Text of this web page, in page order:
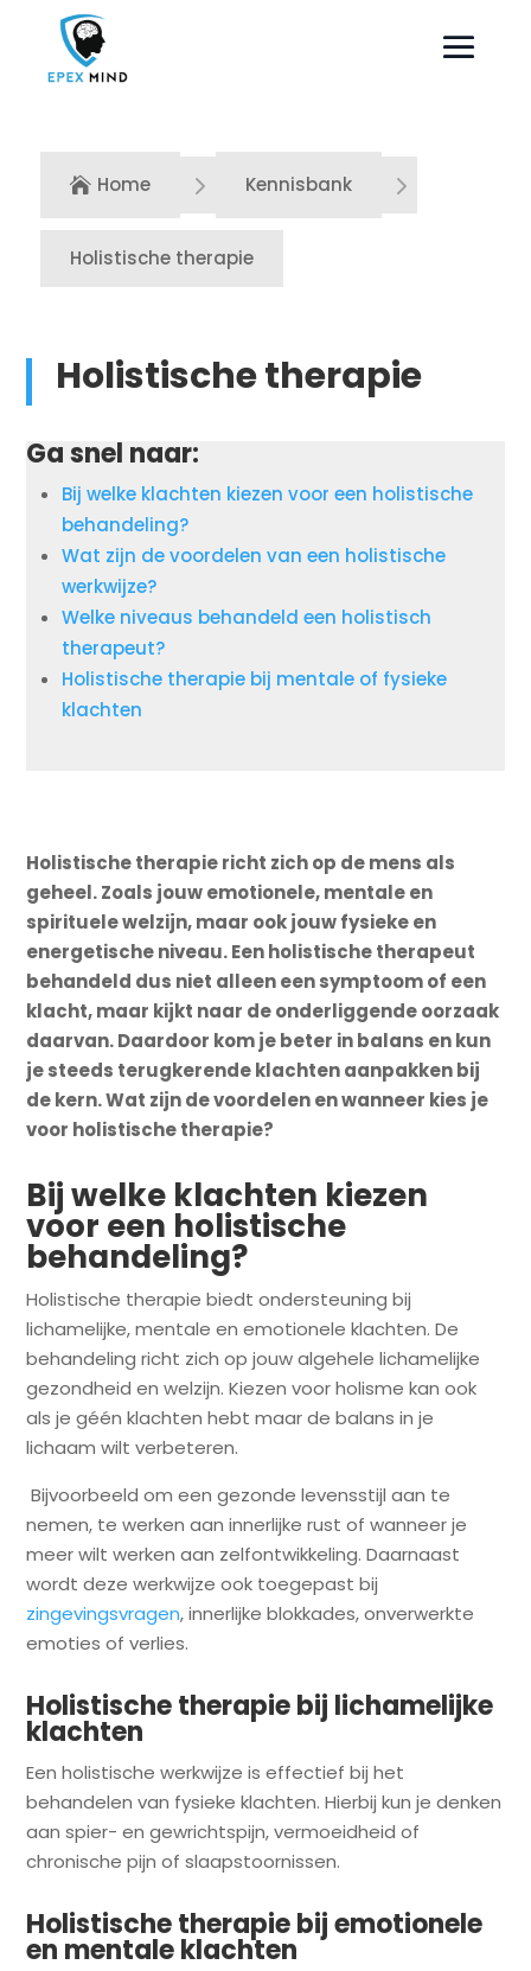
 Home 5 Kennisbank 5
Holistische therapie
Holistische therapie
Ga snel naar:
Bij welke klachten kiezen voor een holistische
behandeling?
Wat zijn de voordelen van een holistische
werkwijze?
Welke niveaus behandeld een holistisch
therapeut?
Holistische therapie bij mentale of fysieke
klachten
Holistische therapie richt zich op de mens als
geheel. Zoals jouw emotionele, mentale en
spirituele welzijn, maar ook jouw fysieke en
energetische niveau. Een holistische therapeut
behandeld dus niet alleen een symptoom of een
klacht, maar kijkt naar de onderliggende oorzaak
daarvan. Daardoor kom je beter in balans en kun
je steeds terugkerende klachten aanpakken bij
de kern. Wat zijn de voordelen en wanneer kies je
voor holistische therapie?
Bij welke klachten kiezen
voor een holistische
behandeling?
Holistische therapie biedt ondersteuning bij
lichamelijke, mentale en emotionele klachten. De
behandeling richt zich op jouw algehele lichamelijke
gezondheid en welzijn. Kiezen voor holisme kan ook
als je géén klachten hebt maar de balans in je
lichaam wilt verbeteren.
Bijvoorbeeld om een gezonde levensstijl aan te
nemen, te werken aan innerlijke rust of wanneer je
meer wilt werken aan zelfontwikkeling. Daarnaast
wordt deze werkwijze ook toegepast bij
zingevingsvragen, innerlijke blokkades, onverwerkte
emoties of verlies.
Holistische therapie bij lichamelijke
klachten
Een holistische werkwijze is effectief bij het
behandelen van fysieke klachten. Hierbij kun je denken
aan spier- en gewrichtspijn, vermoeidheid of
chronische pijn of slaapstoornissen.
Holistische therapie bij emotionele
en mentale klachten